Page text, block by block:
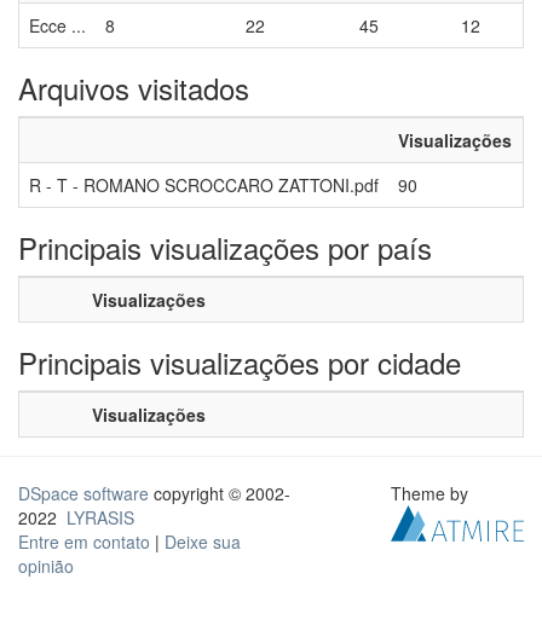
Ecce ...
8 22 45 12
Arquivos visitados
Visualizações
R - T - ROMANO SCROCCARO ZATTONI.pdf
90
Principais visualizações por país
Visualizações
Principais visualizações por cidade
Visualizações
DSpace software copyright © 2002-
2022 LYRASIS
Entre em contato | Deixe sua
opinião
Theme by